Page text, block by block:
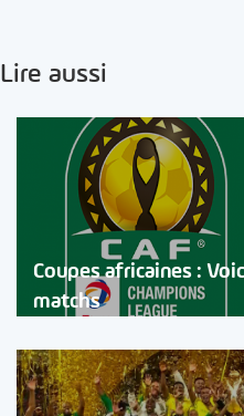
Lire aussi
Coupes africaines :
matchs